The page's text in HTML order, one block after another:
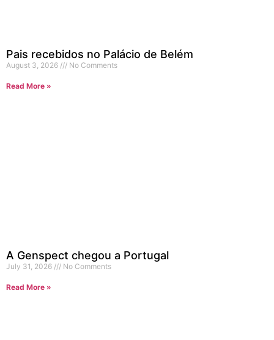
Pais recebidos no Palácio de Belém
August 3, 2026 No Comments
Read More »
A Genspect chegou a Portugal
July 31, 2026 No Comments
Read More »